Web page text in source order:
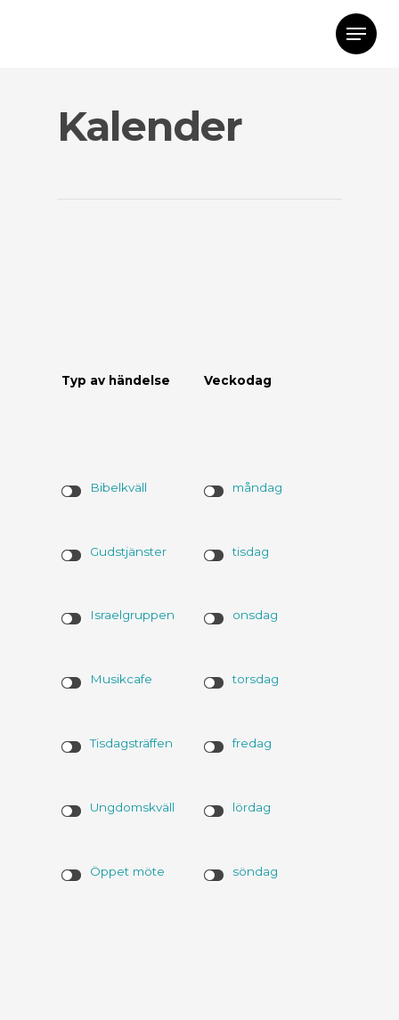
Kalender
Typ av händelse
Bibelkväll
Gudstjänster
Israelgruppen
Musikcafe
Tisdagsträffen
Ungdomskväll
Öppet möte
Veckodag
måndag
tisdag
onsdag
torsdag
fredag
lördag
söndag